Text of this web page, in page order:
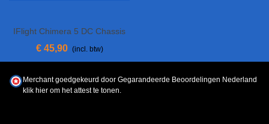
IFlight Chimera 5 DC Chassis
€ 45,90 (incl. btw)
Merchant goedgekeurd door Gegarandeerde Beoordelingen Nederland
klik hier om het attest te tonen